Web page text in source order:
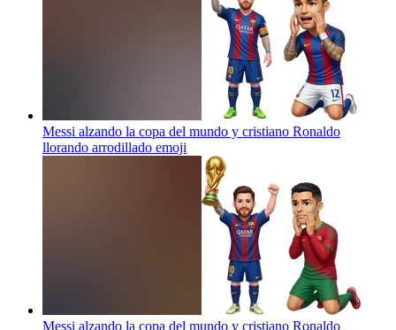
Messi alzando la copa del mundo y cristiano Ronaldo
llorando arrodillado emoji
Messi alzando la copa del mundo y cristiano Ronaldo